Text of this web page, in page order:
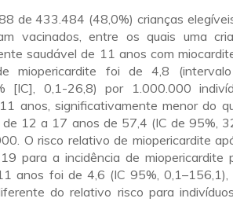
de 433.484 (48,0%) crianças
vacinados, entre os quais uma
saudável de 11 anos com
miopericardite foi de 4,8
[IC], 0,1-26,8) por 1.000.000
anos, significativamente menor do
de 12 a 17 anos de 57,4 (IC de 95%,
O risco relativo de miopericardite
para a incidência de miopericardite
anos foi de 4,6 (IC 95%, 0,1–156,1),
do relativo risco para